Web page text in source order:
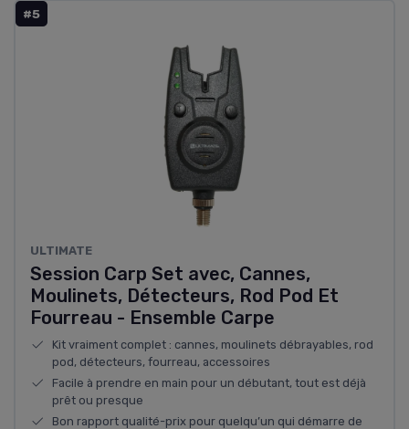
#5
ULTIMATE
Session Carp Set avec, Cannes,
Moulinets, Détecteurs, Rod Pod Et
Fourreau - Ensemble Carpe
Kit vraiment complet : cannes, moulinets débrayables, rod
pod, détecteurs, fourreau, accessoires
Facile à prendre en main pour un débutant, tout est déjà
prêt ou presque
Bon rapport qualité-prix pour quelqu’un qui démarre de